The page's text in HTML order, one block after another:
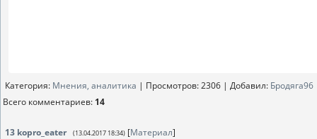
Категория: Мнения, аналитика | Просмотров: 2306 | Добавил: Бродяга96
Всего комментариев: 14
13 kopro_eater (13.04.2017 18:34) [Материал]